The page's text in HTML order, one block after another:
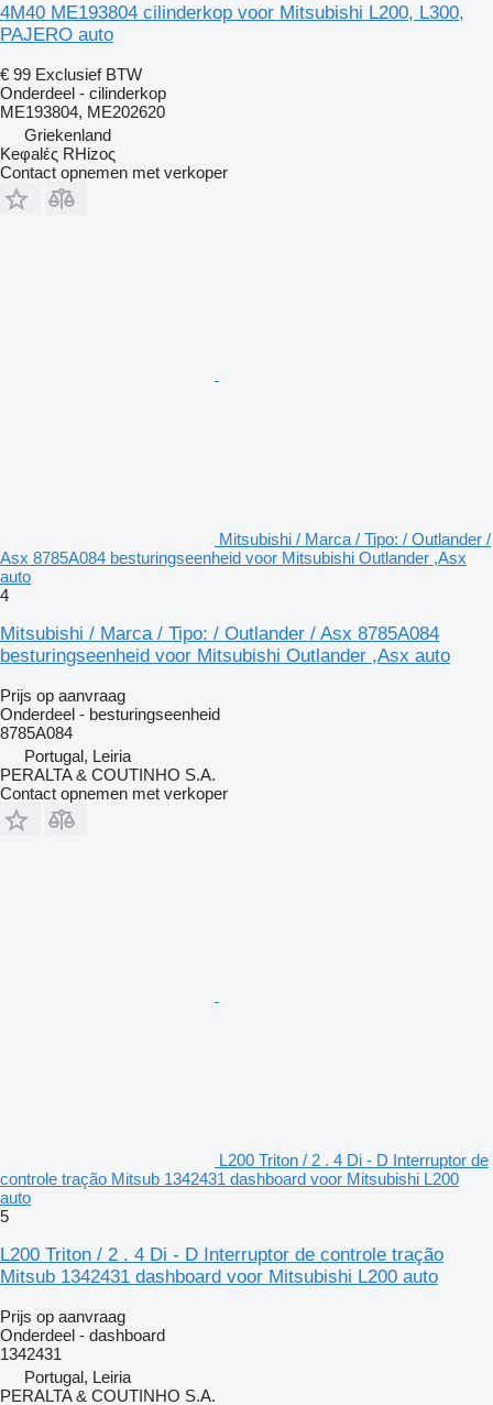
4M40 ME193804 cilinderkop voor Mitsubishi L200, L300,
PAJERO auto
€ 99 Exclusief BTW
Onderdeel - cilinderkop
ME193804, ME202620
Griekenland
Keφalές RHίzoς
Contact opnemen met verkoper
Mitsubishi / Marca / Tipo: / Outlander /
Asx 8785A084 besturingseenheid voor Mitsubishi Outlander ,Asx
auto
4
Mitsubishi / Marca / Tipo: / Outlander / Asx 8785A084
besturingseenheid voor Mitsubishi Outlander ,Asx auto
Prijs op aanvraag
Onderdeel - besturingseenheid
8785A084
Portugal, Leiria
PERALTA & COUTINHO S.A.
Contact opnemen met verkoper
L200 Triton / 2 . 4 Di - D Interruptor de
controle tração Mitsub 1342431 dashboard voor Mitsubishi L200
auto
5
L200 Triton / 2 . 4 Di - D Interruptor de controle tração
Mitsub 1342431 dashboard voor Mitsubishi L200 auto
Prijs op aanvraag
Onderdeel - dashboard
1342431
Portugal, Leiria
PERALTA & COUTINHO S.A.